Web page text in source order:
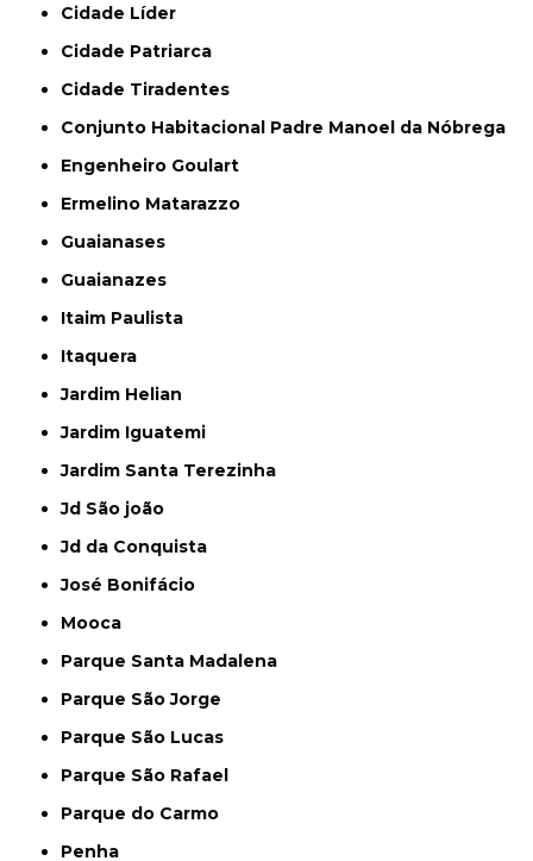
Cidade Líder
Cidade Patriarca
Cidade Tiradentes
Conjunto Habitacional Padre Manoel da Nóbrega
Engenheiro Goulart
Ermelino Matarazzo
Guaianases
Guaianazes
Itaim Paulista
Itaquera
Jardim Helian
Jardim Iguatemi
Jardim Santa Terezinha
Jd São joão
Jd da Conquista
José Bonifácio
Mooca
Parque Santa Madalena
Parque São Jorge
Parque São Lucas
Parque São Rafael
Parque do Carmo
Penha